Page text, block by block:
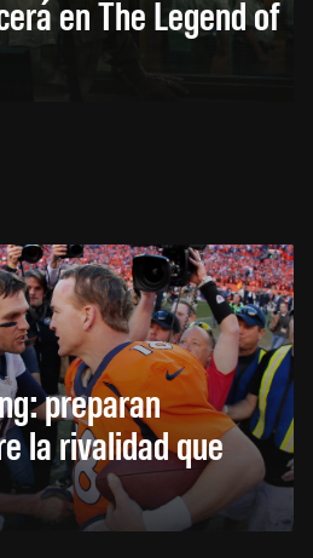
en The Legend of
preparan
la rivalidad que